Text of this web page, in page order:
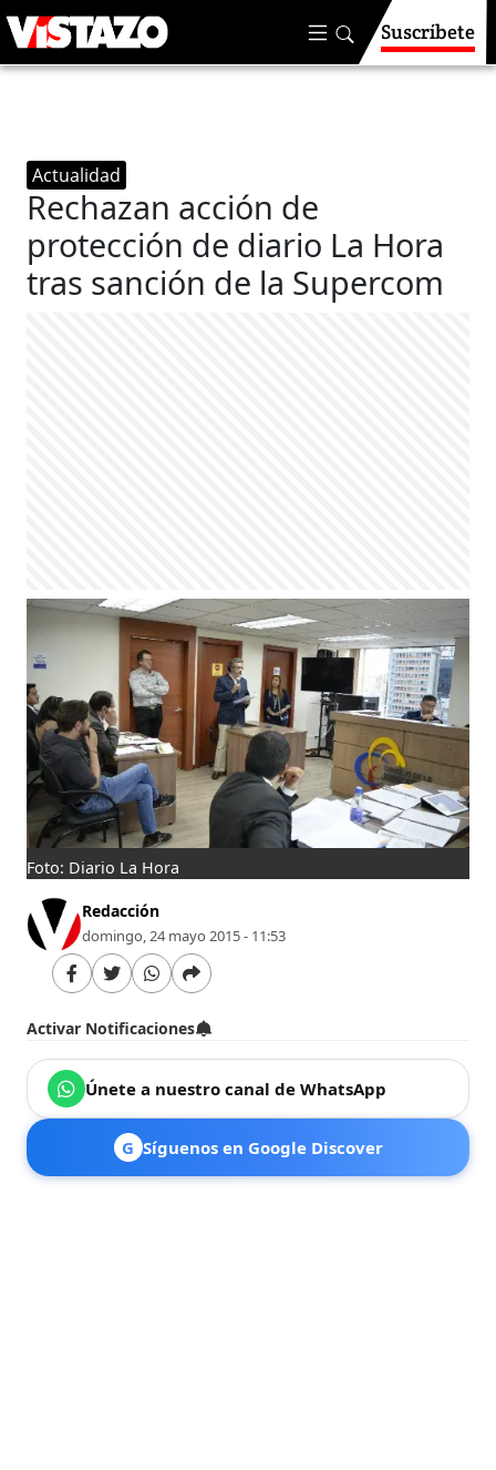
Suscríbete
Actualidad
Rechazan acción de
protección de diario La Hora
tras sanción de la Supercom
Foto: Diario La Hora
Redacción
domingo, 24 mayo 2015 - 11:53
Activar Notificaciones
Únete a nuestro canal de WhatsApp
G Síguenos en Google Discover